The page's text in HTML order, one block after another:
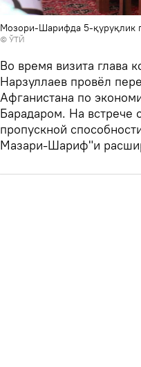
Мозори-Шарифда 5-қуруқлик
© ЎТЙ
Во время визита глава
Нарзуллаев провёл
Афганистана по
Барадаром. На встрече
пропускной
Мазари-Шариф"и